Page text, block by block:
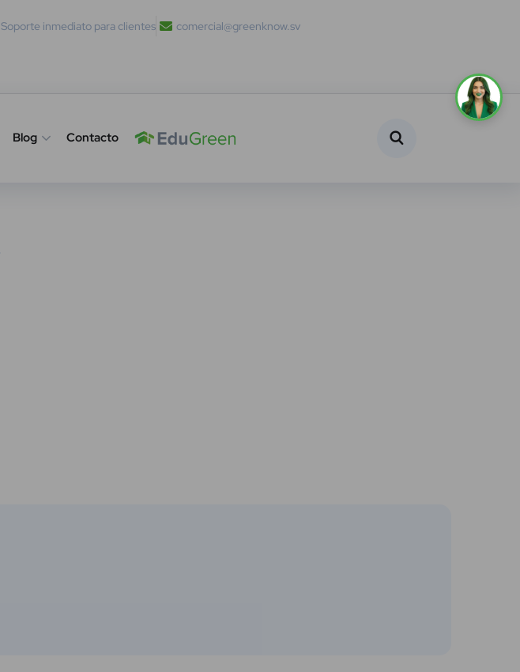
Soporte inmediato para clientes comercial@greenknow.sv
Blog Contacto